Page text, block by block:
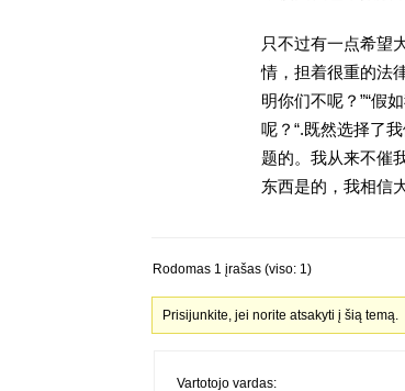
只不过有一点希望
情，担着很重的法
明你们不呢？”“假
呢？“.既然选择了
题的。我从来不催
东西是的，我相信
Rodomas 1 įrašas (viso: 1)
Prisijunkite, jei norite atsakyti į šią temą.
Vartotojo vardas: